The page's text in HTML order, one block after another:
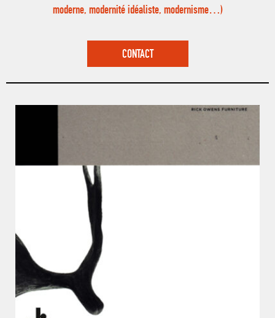
moderne, modernité idéaliste, modernisme…)
CONTACT